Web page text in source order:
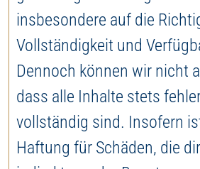
insbesondere auf die
Vollständigkeit und
Dennoch können wir nicht
dass alle Inhalte stets
vollständig sind. Insofern
Haftung für Schäden, die